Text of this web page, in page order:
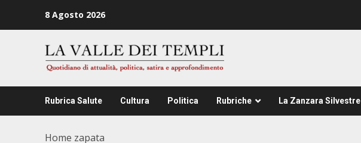
8 Agosto 2026
Rubrica Salute Cultura Politica Rubriche La Zanzara Silvestre
Home zapata